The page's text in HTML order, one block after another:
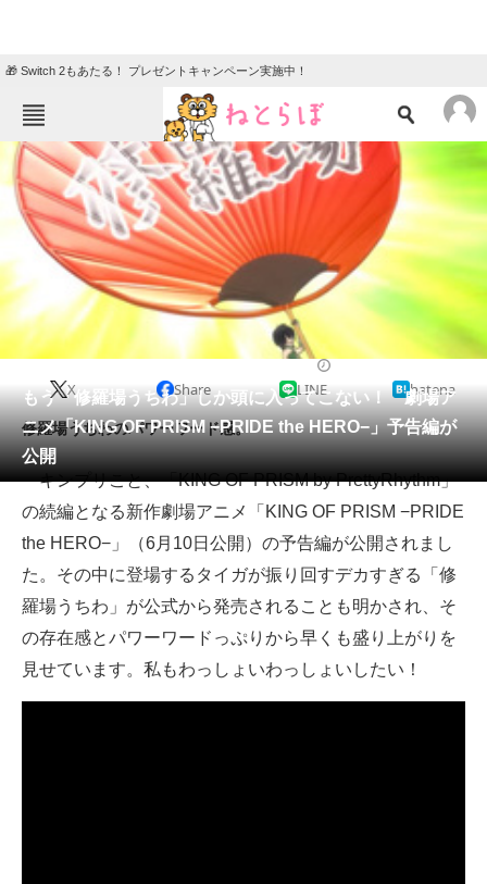
🎁 Switch 2もあたる！ プレゼントキャンペーン実施中！
ねとらぼメニュー
TOP ニュース
エンタメ クイズ
グルメ 地域
住まい 教育・育児
動物 リサーチ
会員記事
メディア
注目記事を集めた総合ページ
ITの今と未来を見通す
スマホと通信の最新トレンド
進化するPCとデバイスの未来
好きが集まる 比べて選べる
もう「修羅場うちわ」しか頭に入ってこない！ 劇場ア
ニメ「KING OF PRISM −PRIDE the HERO−」予告編が
公開
X Share LINE hatena
修羅場うちわのパワーワード感。
キンプリこと、「KING OF PRISM by PrettyRhythm」
の続編となる新作劇場アニメ「KING OF PRISM −PRIDE
the HERO−」（6月10日公開）の予告編が公開されまし
た。その中に登場するタイガが振り回すデカすぎる「修
羅場うちわ」が公式から発売されることも明かされ、そ
の存在感とパワーワードっぷりから早くも盛り上がりを
見せています。私もわっしょいわっしょいしたい！